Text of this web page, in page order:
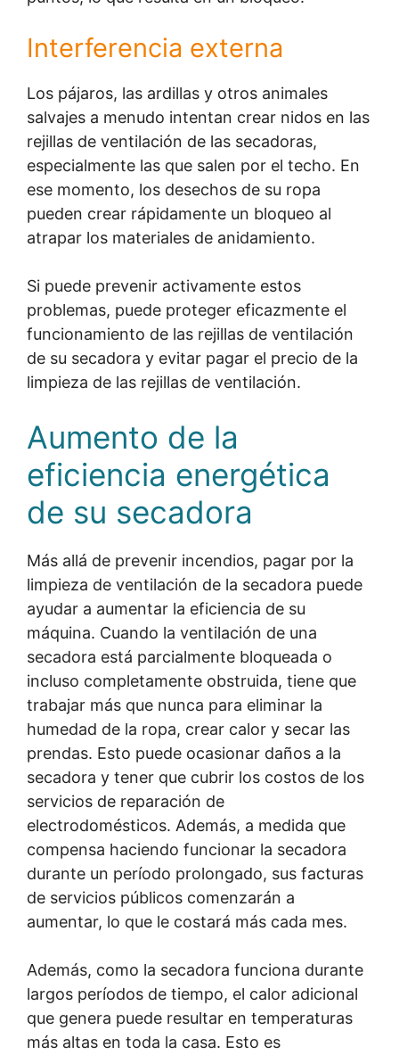
Interferencia externa
Los pájaros, las ardillas y otros animales
salvajes a menudo intentan crear nidos en las
rejillas de ventilación de las secadoras,
especialmente las que salen por el techo. En
ese momento, los desechos de su ropa
pueden crear rápidamente un bloqueo al
atrapar los materiales de anidamiento.
Si puede prevenir activamente estos
problemas, puede proteger eficazmente el
funcionamiento de las rejillas de ventilación
de su secadora y evitar pagar el precio de la
limpieza de las rejillas de ventilación.
Aumento de la
eficiencia energética
de su secadora
Más allá de prevenir incendios, pagar por la
limpieza de ventilación de la secadora puede
ayudar a aumentar la eficiencia de su
máquina. Cuando la ventilación de una
secadora está parcialmente bloqueada o
incluso completamente obstruida, tiene que
trabajar más que nunca para eliminar la
humedad de la ropa, crear calor y secar las
prendas. Esto puede ocasionar daños a la
secadora y tener que cubrir los costos de los
servicios de reparación de
electrodomésticos. Además, a medida que
compensa haciendo funcionar la secadora
durante un período prolongado, sus facturas
de servicios públicos comenzarán a
aumentar, lo que le costará más cada mes.
Además, como la secadora funciona durante
largos períodos de tiempo, el calor adicional
que genera puede resultar en temperaturas
más altas en toda la casa. Esto es